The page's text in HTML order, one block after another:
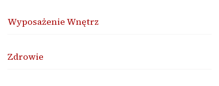
Wyposażenie Wnętrz
Zdrowie